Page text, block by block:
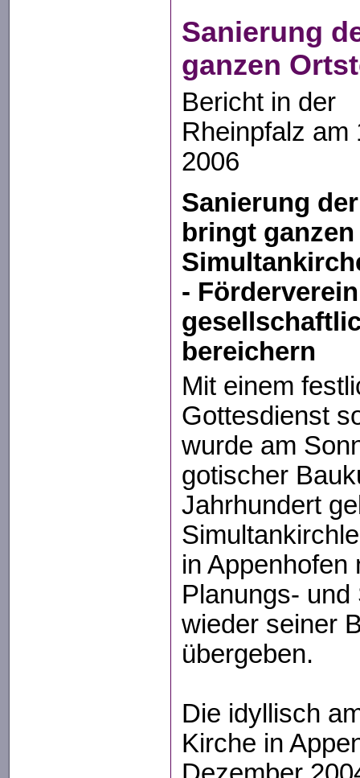
Sanierung
ganzen
Bericht in der
Rheinpfalz am
2006
Sanierung
bringt
-
bereichern
Mit einem
Gottesdienst
wurde am
gotischer
Jahrhundert
in Appenhofen
Planungs-
wieder seiner
übergeben.
Die idyllisch
Kirche in